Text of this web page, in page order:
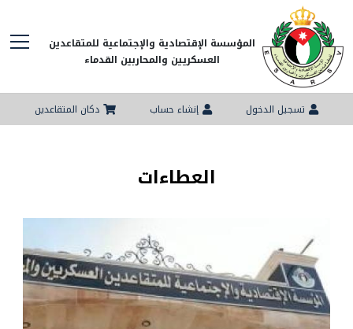
المؤسسة الإقتصادية والإجتماعية للمتقاعدين
العسكريين والمحاربين القدماء
تسجيل الدخول إنشاء حساب دكان المتقاعدين
العطاءات